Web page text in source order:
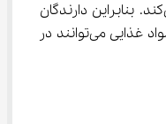
تحصیل در مقاطع بالاتر فراهم می‌کند. بنابراین دارندگان
مدرک فوق دیپلم رشته تکنولوژی مواد غذایی می‌توانند در